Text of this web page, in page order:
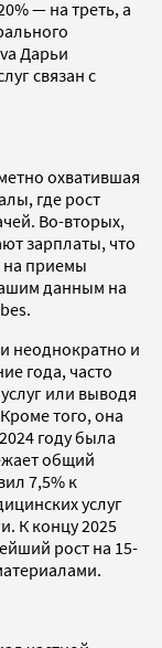
— на треть, а
Дарьи
связан с
охватившая
где рост
Во-вторых,
зарплаты, что
на приемы
данным на
неоднократно и
года, часто
или выводя
того, она
году была
общий
7,5% к
услуг
К концу 2025
рост на 15-